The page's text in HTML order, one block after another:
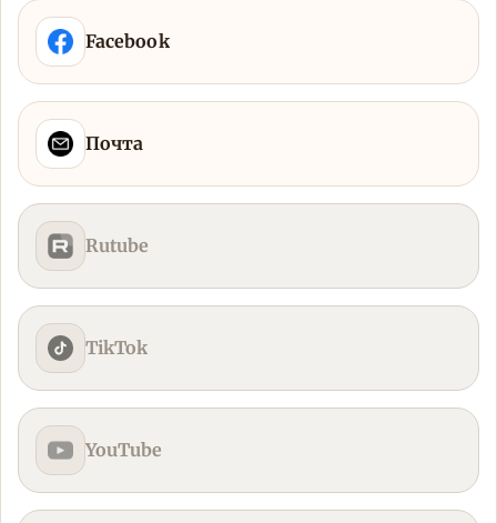
Facebook
Почта
Rutube
TikTok
YouTube